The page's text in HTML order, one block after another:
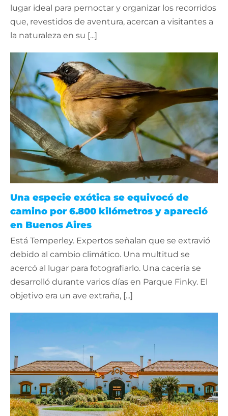
lugar ideal para pernoctar y organizar los recorridos
que, revestidos de aventura, acercan a visitantes a
la naturaleza en su [...]
Una especie exótica se equivocó de
camino por 6.800 kilómetros y apareció
en Buenos Aires
Está Temperley. Expertos señalan que se extravió
debido al cambio climático. Una multitud se
acercó al lugar para fotografiarlo. Una cacería se
desarrolló durante varios días en Parque Finky. El
objetivo era un ave extraña, [...]